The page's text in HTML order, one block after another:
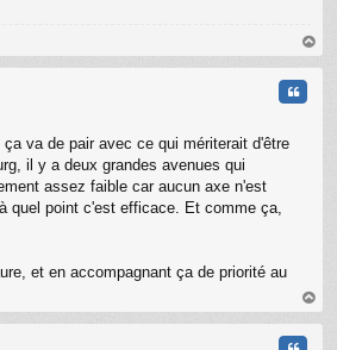
au
va de pair avec ce qui mériterait d'être
il y a deux grandes avenues qui
assez faible car aucun axe n'est
quel point c'est efficace. Et comme ça,
et en accompagnant ça de priorité au
au